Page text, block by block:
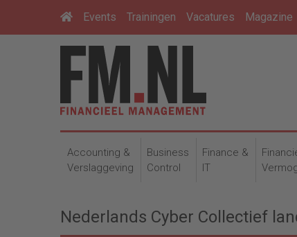
Events Trainingen Vacatures Magazine
Accounting &
Verslaggeving
Business
Control
Finance &
IT
Nederlands Cyber Collectief